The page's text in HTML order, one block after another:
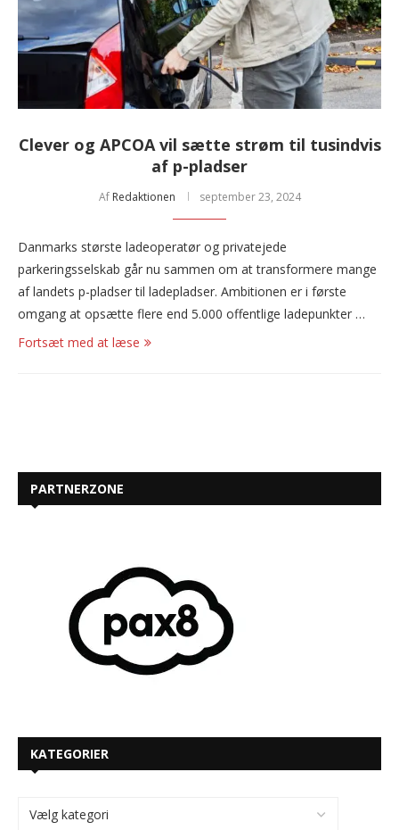
Clever og APCOA vil sætte strøm til tusindvis
af p-pladser
Af Redaktionen september 23, 2024
Danmarks største ladeoperatør og privatejede
parkeringsselskab går nu sammen om at transformere mange
af landets p-pladser til ladepladser. Ambitionen er i første
omgang at opsætte flere end 5.000 offentlige ladepunkter …
Fortsæt med at læse
PARTNERZONE
KATEGORIER